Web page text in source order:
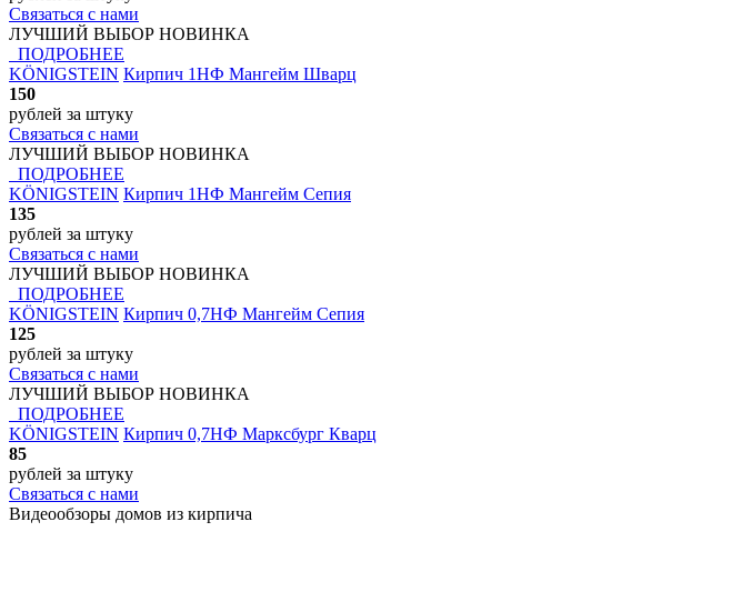
Связаться с нами
ЛУЧШИЙ ВЫБОР НОВИНКА
ПОДРОБНЕЕ
KÖNIGSTEIN Кирпич 1НФ Мангейм Шварц
150
рублей за штуку
Связаться с нами
ЛУЧШИЙ ВЫБОР НОВИНКА
ПОДРОБНЕЕ
KÖNIGSTEIN Кирпич 1НФ Мангейм Сепия
135
рублей за штуку
Связаться с нами
ЛУЧШИЙ ВЫБОР НОВИНКА
ПОДРОБНЕЕ
KÖNIGSTEIN Кирпич 0,7НФ Мангейм Сепия
125
рублей за штуку
Связаться с нами
ЛУЧШИЙ ВЫБОР НОВИНКА
ПОДРОБНЕЕ
KÖNIGSTEIN Кирпич 0,7НФ Марксбург Кварц
85
рублей за штуку
Связаться с нами
Видеообзоры домов из кирпича